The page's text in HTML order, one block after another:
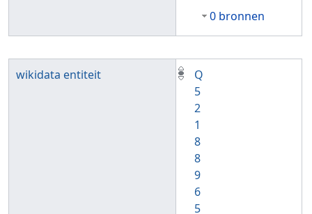
0 bronnen
wikidata entiteit
Q
5
2
1
8
8
9
6
5